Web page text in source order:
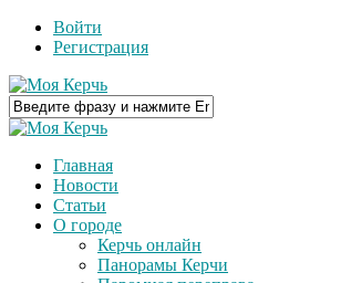
Войти
Регистрация
Главная
Новости
Статьи
О городе
Керчь онлайн
Панорамы Керчи